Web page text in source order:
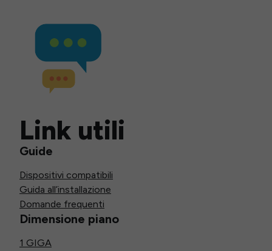
Link utili
Guide
Dispositivi compatibili
Guida all’installazione
Domande frequenti
Dimensione piano
1 GIGA